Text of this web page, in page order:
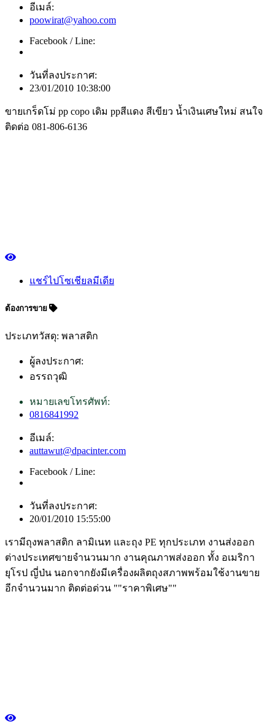
อีเมล์:
poowirat@yahoo.com
Facebook / Line:
วันที่ลงประกาศ:
23/01/2010 10:38:00
ขายเกร็ดโม่ pp copo เดิม ppสีแดง สีเขียว น้ำเงินเศษใหม่ สนใจ
ติดต่อ 081-806-6136
แชร์ไปโซเชียลมีเดีย
ต้องการขาย
ประเภทวัสดุ: พลาสติก
ผู้ลงประกาศ:
อรรถวุฒิ
หมายเลขโทรศัพท์:
0816841992
อีเมล์:
auttawut@dpacinter.com
Facebook / Line:
วันที่ลงประกาศ:
20/01/2010 15:55:00
เรามีถุงพลาสติก ลามิเนท และถุง PE ทุกประเภท งานส่งออก
ต่างประเทศขายจำนวนมาก งานคุณภาพส่งออก ทั้ง อเมริกา
ยุโรป ญี่ป่น นอกจากยังมีเครื่องผลิตถุงสภาพพร้อมใช้งานขาย
อีกจำนวนมาก ติดต่อด่วน ""ราคาพิเศษ""